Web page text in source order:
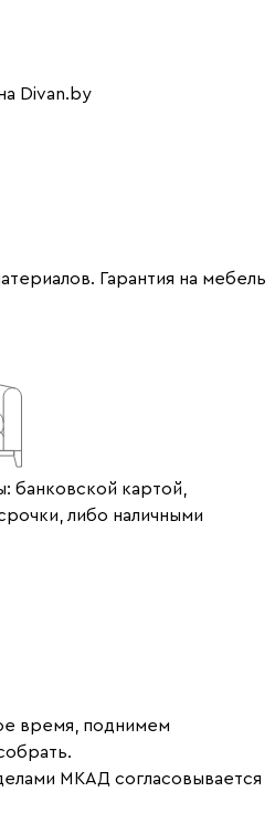
Divan.by
Гарантия на мебель
банковской картой,
либо наличными
время, поднимем
МКАД согласовывается